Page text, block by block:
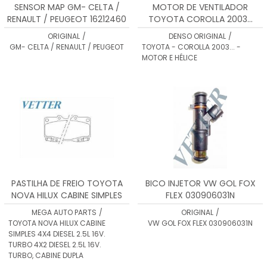
SENSOR MAP GM- CELTA /
RENAULT / PEUGEOT 16212460
ORIGINAL /
GM- CELTA / RENAULT / PEUGEOT
MOTOR DE VENTILADOR
TOYOTA COROLLA 2003...
1680007280
DENSO ORIGINAL /
TOYOTA - COROLLA 2003... -
MOTOR E HÉLICE
PASTILHA DE FREIO TOYOTA
NOVA HILUX CABINE SIMPLES
4X4 DIESEL 2.5L 16V. TURBO
4X2 DIESEL 2.5L 16V. TURBO,
CABINE
MEGA AUTO PARTS /
TOYOTA NOVA HILUX CABINE
SIMPLES 4X4 DIESEL 2.5L 16V.
TURBO 4X2 DIESEL 2.5L 16V.
TURBO, CABINE DUPLA
BICO INJETOR VW GOL FOX
FLEX 030906031N
ORIGINAL /
VW GOL FOX FLEX 030906031N